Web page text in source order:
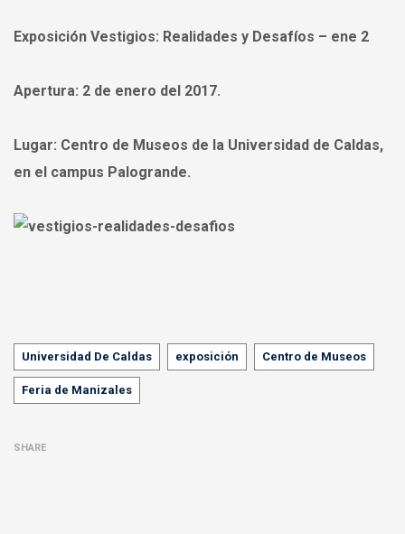
y
ene
Exposición Vestigios: Realidades y Desafíos – ene 2
Apertura: 2 de enero del 2017.
Lugar: Centro de Museos de la Universidad de Caldas,
en el campus Palogrande.
Tags
Universidad De Caldas exposición Centro de Museos
Feria de Manizales
SHARE